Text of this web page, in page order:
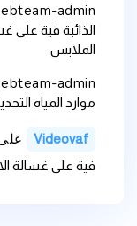
admin
الذائبة فية على
الملابس
admin
موارد المياه
Videovaf
فية على غسالة